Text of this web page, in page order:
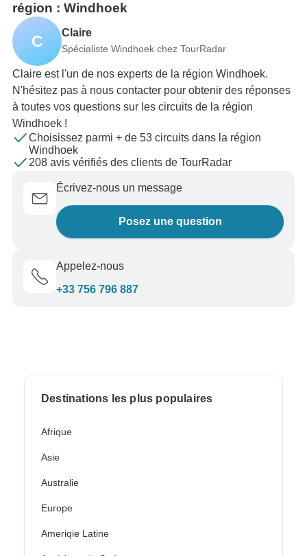
région : Windhoek
C Claire
Spécialiste Windhoek chez TourRadar
Claire est l'un de nos experts de la région Windhoek.
N'hésitez pas à nous contacter pour obtenir des réponses
à toutes vos questions sur les circuits de la région
Windhoek !
Choisissez parmi + de 53 circuits dans la région
Windhoek
208 avis vérifiés des clients de TourRadar
Écrivez-nous un message
Posez une question
Appelez-nous
+33 756 796 887
Destinations les plus populaires
Afrique
Asie
Australie
Europe
Ameriqie Latine